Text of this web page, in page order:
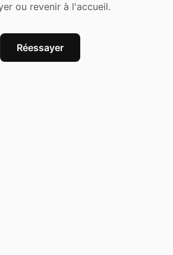
ou revenir à l'accueil.
Réessayer